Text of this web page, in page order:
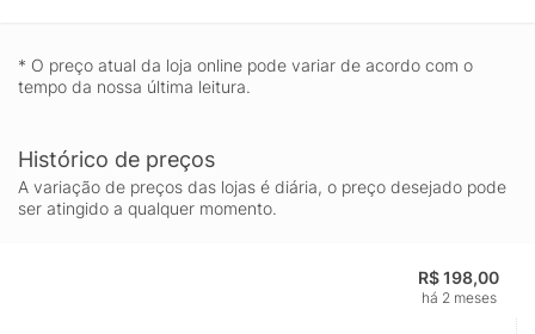
* O preço atual da loja online pode variar de acordo com o
tempo da nossa última leitura.
Histórico de preços
A variação de preços das lojas é diária, o preço desejado pode
ser atingido a qualquer momento.
R$ 198,00
há 2 meses